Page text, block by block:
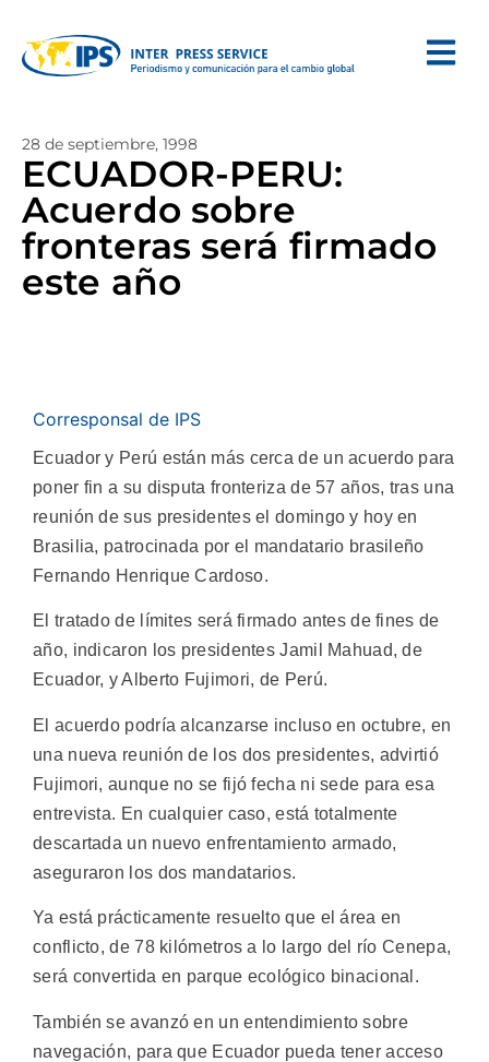
28 de septiembre, 1998
ECUADOR-PERU:
Acuerdo sobre
fronteras será firmado
este año
Corresponsal de IPS
Ecuador y Perú están más cerca de un acuerdo para
poner fin a su disputa fronteriza de 57 años, tras una
reunión de sus presidentes el domingo y hoy en
Brasilia, patrocinada por el mandatario brasileño
Fernando Henrique Cardoso.
El tratado de límites será firmado antes de fines de
año, indicaron los presidentes Jamil Mahuad, de
Ecuador, y Alberto Fujimori, de Perú.
El acuerdo podría alcanzarse incluso en octubre, en
una nueva reunión de los dos presidentes, advirtió
Fujimori, aunque no se fijó fecha ni sede para esa
entrevista. En cualquier caso, está totalmente
descartada un nuevo enfrentamiento armado,
aseguraron los dos mandatarios.
Ya está prácticamente resuelto que el área en
conflicto, de 78 kilómetros a lo largo del río Cenepa,
será convertida en parque ecológico binacional.
También se avanzó en un entendimiento sobre
navegación, para que Ecuador pueda tener acceso